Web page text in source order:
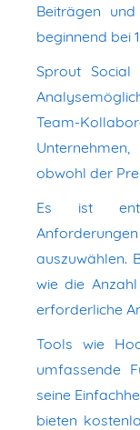
Beiträgen
beginnend bei
Sprout
Team-
obwohl der
Es ist
auszuwählen.
wie die
erforderliche
Tools wie
umfassende
seine
bieten